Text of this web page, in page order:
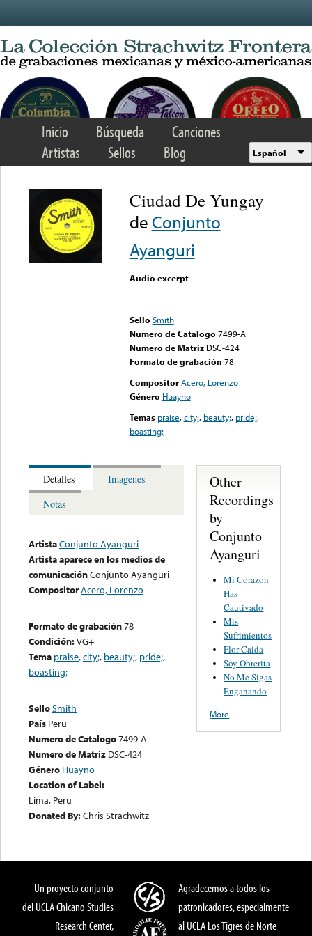
Inicio Búsqueda
Canciones
Artistas
Sellos Blog Español
Ciudad De Yungay
de Conjunto
Ayanguri
Audio excerpt
Sello Smith
Numero de Catalogo 7499-A
Numero de Matriz DSC-424
Formato de grabación 78
Compositor Acero, Lorenzo
Género Huayno
Temas praise,city;, beauty;, pride;,
boasting;
Detalles
Imagenes
Notas
ArtistaConjunto Ayanguri
Artista aparece en los medios de
comunicaciónConjunto Ayanguri
CompositorAcero, Lorenzo
Formato de grabación78
Condición:VG+
Tema praise,city;, beauty;, pride;,
boasting;
SelloSmith
País Peru
Numero de Catalogo7499-A
Numero de Matriz DSC-424
Género Huayno
Location of Label:
Lima, Peru
Donated By:Chris Strachwitz
Other
Recordings
by
Conjunto
Ayanguri
Mi Corazon
Has
Cautivado
Mis
Sufrimientos
Flor Caida
Soy Obrerita
No Me Sigas
Engañando
More
Un proyecto conjunto
del UCLA Chicano Studies
Research Center,
Agradecemos a todos los
patronicadores, especialmente
al UCLA Los Tigres de Norte